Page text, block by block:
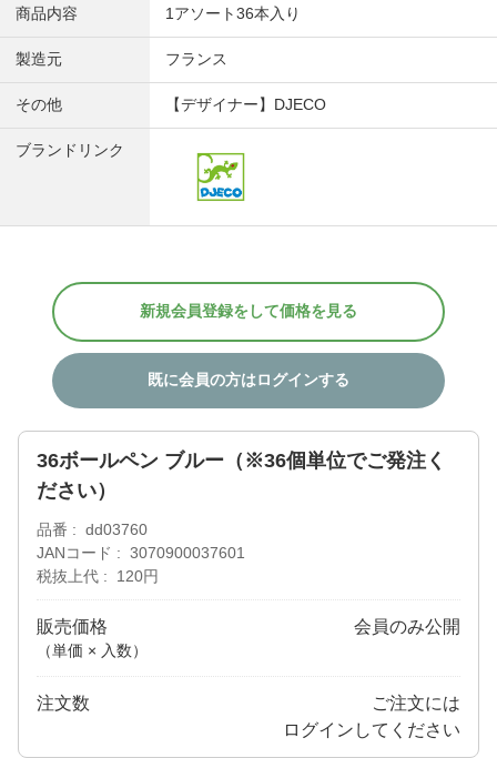
商品内容 1アソート36本入り
製造元 フランス
その他 【デザイナー】DJECO
ブランドリンク
新規会員登録をして価格を見る
既に会員の方はログインする
36ボールペン ブルー（※36個単位でご発注く
ださい）
品番
dd03760
JANコード
3070900037601
税抜上代
120円
販売価格
（単価 × 入数）
会員のみ公開
注文数
ご注文には
ログイン してください